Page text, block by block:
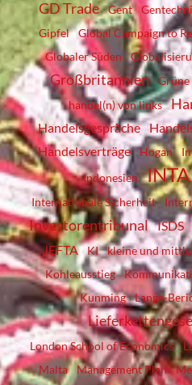
GD Trade
Gent
Gipfel
Global Campaign to
Globaler Süden
Großbritannien Grüne
handel(n) von links
Handelsgespräche
Handelsverträge Hogan
Indonesien
INTA
Internationale Sicherheit
Investorentribunal ISDS
JEFTA
KI kleine und
Kohleausstieg
Kunming
Lange-
London School of Economics
Malta Management Plan